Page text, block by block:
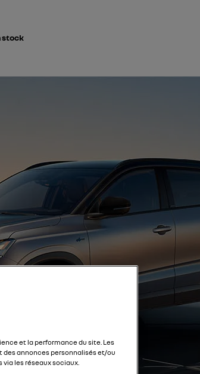
stock
et la performance du site. Les
annonces personnalisés et/ou
les réseaux sociaux.